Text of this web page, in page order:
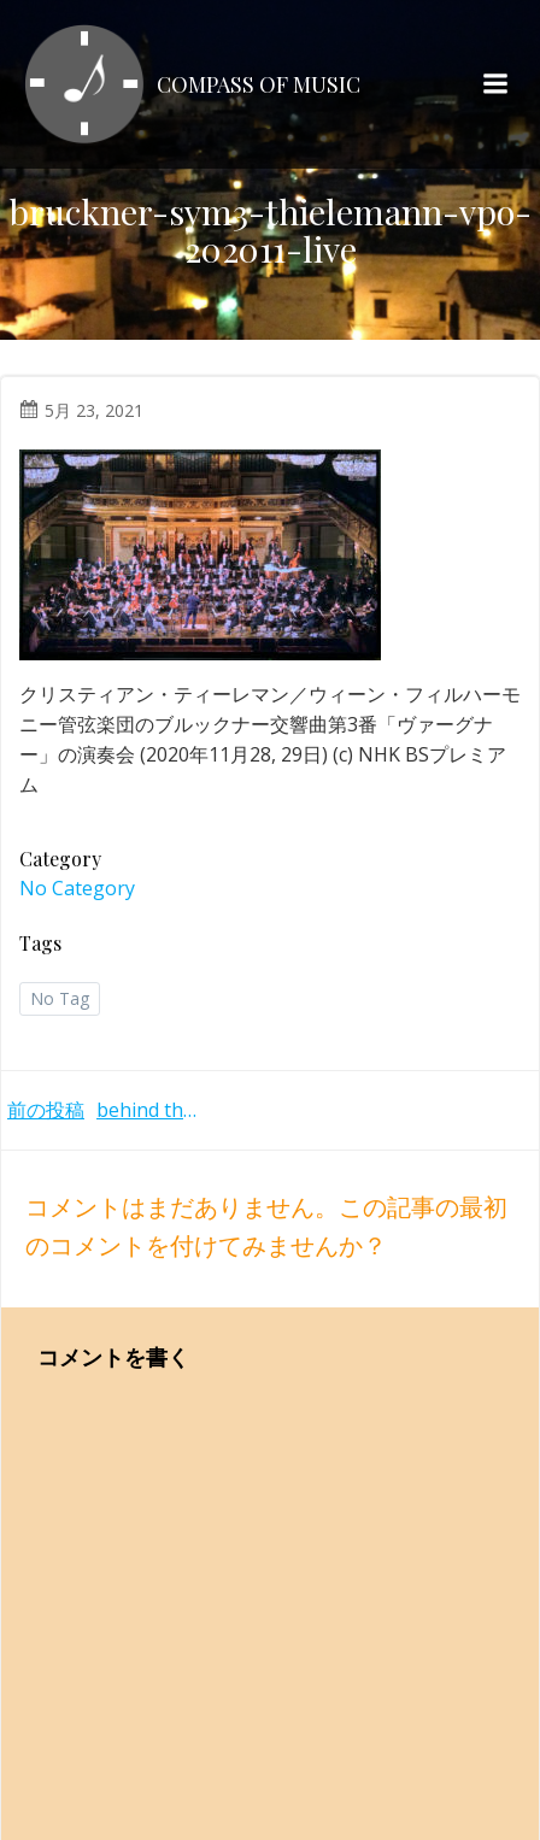
テ
ン
ツ
ス
キ
ッ
プ
COMPASS OF MUSIC
bruckner-sym3-thielemann-vpo-
202011-live
5月 23, 2021
クリスティアン・ティーレマン／ウィーン・フィルハーモ
ニー管弦楽団のブルックナー交響曲第3番「ヴァーグナ
ー」の演奏会 (2020年11月28, 29日) (c) NHK BSプレミア
ム
Category
No Category
Tags
No Tag
Post
前の投稿 behind the recording 〜ティーレマン/ウィーンフィルのブルックナー交響曲第3番の映像を見て
コメントはまだありません。この記事の最初
のコメントを付けてみませんか？
コメントを書く